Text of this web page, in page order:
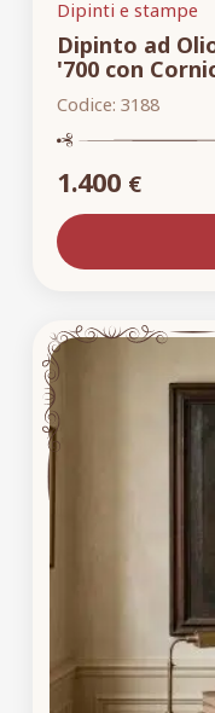
Dipinti e stampe
Dipinto ad
'700 con
Codice: 3188
1.400 €